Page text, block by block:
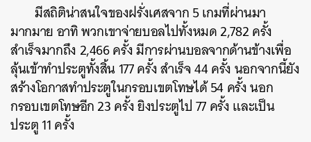
มีสถิติน่าสนใจของฝรั่งเศสจาก 5 เกมที่ผ่านมา
มากมาย อาทิ พวกเขาจ่ายบอลไปทั้งหมด 2,782 ครั้ง
สำเร็จมากถึง 2,466 ครั้ง มีการผ่านบอลจากด้านข้างเพื่อ
ลุ้นเข้าทำประตูทั้งสิ้น 177 ครั้ง สำเร็จ 44 ครั้ง นอกจากนี้ยัง
สร้างโอกาสทำประตูในกรอบเขตโทษได้ 54 ครั้ง นอก
กรอบเขตโทษอีก 23 ครั้ง ยิงประตูไป 77 ครั้ง และเป็น
ประตู 11 ครั้ง